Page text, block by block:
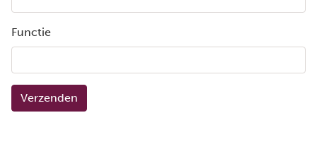
Functie
Verzenden